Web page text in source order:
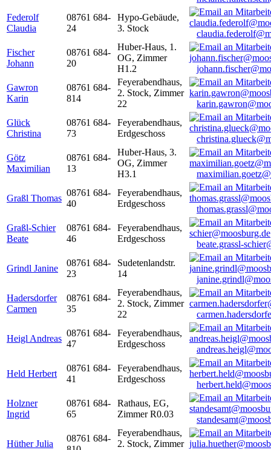
Federolf
Claudia
08761 684-
24
Hypo-Gebäude,
3. Stock
Fischer
Johann
08761 684-
20
Huber-Haus, 1.
OG, Zimmer
H1.2
Gawron
Karin
08761 684-
814
Feyerabendhaus,
2. Stock, Zimmer
22
Glück
Christina
08761 684-
73
Feyerabendhaus,
Erdgeschoss
Götz
Maximilian
08761 684-
13
Huber-Haus, 3.
OG, Zimmer
H3.1
Graßl Thomas
08761 684-
40
Feyerabendhaus,
Erdgeschoss
Graßl-Schier
Beate
08761 684-
46
Feyerabendhaus,
Erdgeschoss
beate.grassl-
Grindl Janine
08761 684-
23
Sudetenlandstr.
14
Hadersdorfer
Carmen
08761 684-
35
Feyerabendhaus,
2. Stock, Zimmer
22
Heigl Andreas
08761 684-
47
Feyerabendhaus,
Erdgeschoss
Held Herbert
08761 684-
41
Feyerabendhaus,
Erdgeschoss
Holzner
Ingrid
08761 684-
65
Rathaus, EG,
Zimmer R0.03
Hüther Julia
08761 684-
Feyerabendhaus,
2. Stock, Zimmer